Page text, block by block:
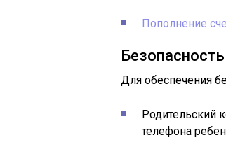
Пополнение
Для обеспечения
Родительский
телефона